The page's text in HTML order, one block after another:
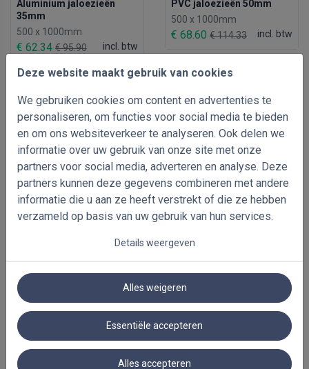
Deze website maakt gebruik van cookies
We gebruiken cookies om content en advertenties te
personaliseren, om functies voor social media te bieden
en om ons websiteverkeer te analyseren. Ook delen we
informatie over uw gebruik van onze site met onze
partners voor social media, adverteren en analyse. Deze
partners kunnen deze gegevens combineren met andere
informatie die u aan ze heeft verstrekt of die ze hebben
verzameld op basis van uw gebruik van hun services.
Details weergeven
Alles weigeren
Essentiële accepteren
Alles accepteren
Aluminium jaloezieën
35mm
500 x 1000mm
€ 62.34 € 95.90 incl. btw
PVC jaloezieën 50mm
500 x 1000mm
€ 68.60 € 114.33 incl. btw
500 x 1000mm
€ 142.48 incl. btw
Aluminium jaloezieën
500 x 1000mm
€ 71.90 incl. btw